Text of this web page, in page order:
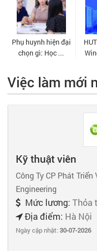
Việc làm mới
Kỹ thuật viên
Công Ty CP Phát Triển
Engineering
Mức lương: Thỏa
Địa điểm: Hà Nội
Ngày cập nhật:30-07-2026